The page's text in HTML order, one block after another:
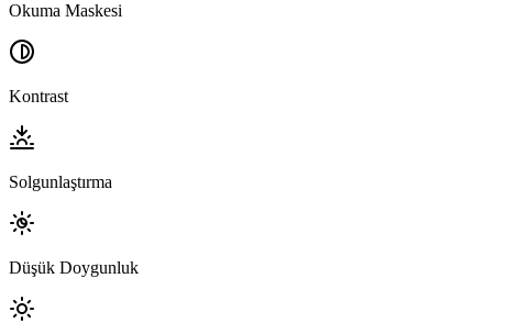
Okuma Maskesi
Kontrast
Solgunlaştırma
Düşük Doygunluk